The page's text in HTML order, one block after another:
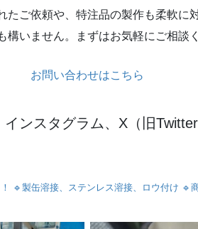
たご依頼や、特注品の製作も柔軟に
構いません。まずはお気軽にご相談
お問い合わせはこちら
ンスタグラム、X（旧
🔹製缶溶接、ステンレス溶接、ロウ付け 🔹